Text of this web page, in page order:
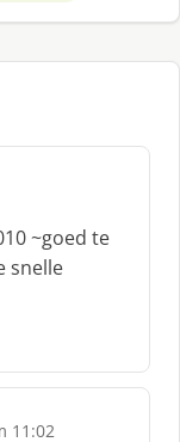
~goed te
snelle
11:02